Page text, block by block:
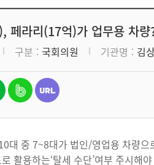
페라리(17억)가 업무용 차량
구분 국회의원 기관명 김
대 중 7~8대가 법인/영업용 차량으
활용하는‘탈세 수단’여부 주시해야